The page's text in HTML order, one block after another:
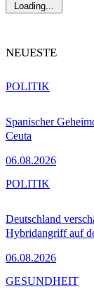
Loading...
NEUESTE
Spanischer
Ceuta
06.08.2026
POLITIK
Deutschland
Hybridangriff auf
06.08.2026
POLITIK
GESUNDHEIT